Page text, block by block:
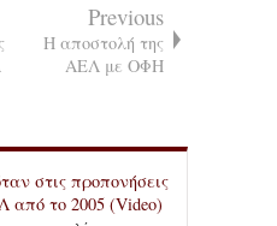
Previous
Η αποστολή της
ΑΕΛ με ΟΦΗ
στις προπονήσεις
από το 2005 (Video)